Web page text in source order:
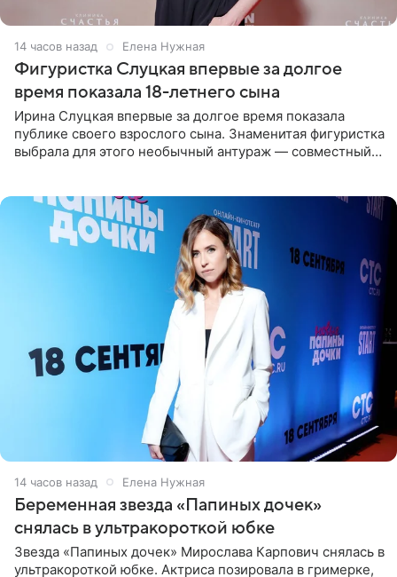
14 часов назад Елена Нужная
Фигуристка Слуцкая впервые за долгое
время показала 18-летнего сына
Ирина Слуцкая впервые за долгое время показала
публике своего взрослого сына. Знаменитая фигуристка
выбрала для этого необычный антураж — совместный
14 часов назад Елена Нужная
Беременная звезда «Папиных дочек»
снялась в ультракороткой юбке
Звезда «Папиных дочек» Мирослава Карпович снялась в
ультракороткой юбке. Актриса позировала в гримерке,